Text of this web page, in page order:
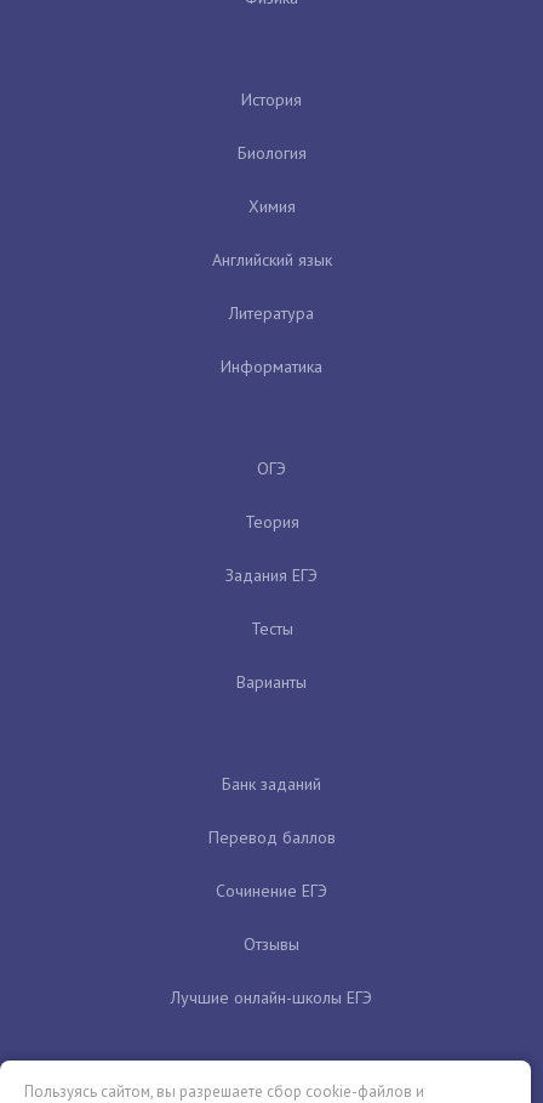
История
Биология
Химия
Английский язык
Литература
Информатика
ОГЭ
Теория
Задания ЕГЭ
Тесты
Варианты
Банк заданий
Перевод баллов
Сочинение ЕГЭ
Отзывы
Лучшие онлайн-школы ЕГЭ
Пользуясь сайтом, вы разрешаете сбор cookie-файлов и